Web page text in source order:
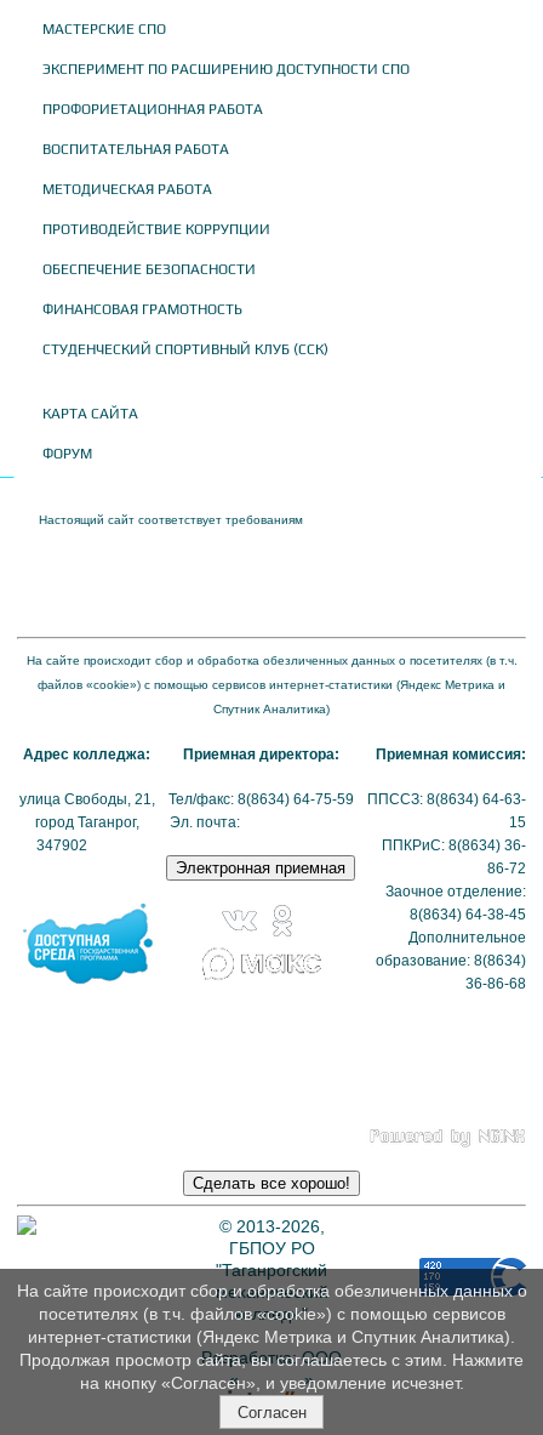
МАСТЕРСКИЕ СПО
ЭКСПЕРИМЕНТ ПО РАСШИРЕНИЮ ДОСТУПНОСТИ СПО
ПРОФОРИЕТАЦИОННАЯ РАБОТА
ВОСПИТАТЕЛЬНАЯ РАБОТА
МЕТОДИЧЕСКАЯ РАБОТА
ПРОТИВОДЕЙСТВИЕ КОРРУПЦИИ
ОБЕСПЕЧЕНИЕ БЕЗОПАСНОСТИ
ФИНАНСОВАЯ ГРАМОТНОСТЬ
СТУДЕНЧЕСКИЙ СПОРТИВНЫЙ КЛУБ (ССК)
КАРТА САЙТА
ФОРУМ
Настоящий сайт соответствует требованиям
На сайте происходит сбор и обработка обезличенных данных о посетителях (в т.ч.
файлов «cookie») с помощью сервисов интернет-статистики (Яндекс Метрика и
Спутник Аналитика)
Адрес колледжа:
улица Свободы, 21,
город Таганрог,
347902
Приемная директора:
Тел/факс: 8(8634) 64-75-59
Эл. почта:
Приемная комиссия:
ППССЗ: 8(8634) 64-63-
15
ППКРиС: 8(8634) 36-
86-72
Заочное отделение:
8(8634) 64-38-45
Дополнительное
образование: 8(8634)
36-86-68
© 2013-2026,
ГБПОУ РО
"Таганрогский
механический
колледж"
Разработка: ООО
«Интэрсо»
На сайте происходит сбор и обработка обезличенных данных о
посетителях (в т.ч. файлов «cookie») с помощью сервисов
интернет-статистики (Яндекс Метрика и Спутник Аналитика).
Продолжая просмотр сайта, вы соглашаетесь с этим. Нажмите
на кнопку «Согласен», и уведомление исчезнет.
Согласен